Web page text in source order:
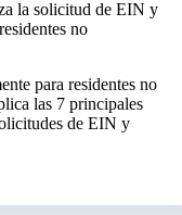
la solicitud de EIN y
no
para residentes no
las 7 principales
de EIN y